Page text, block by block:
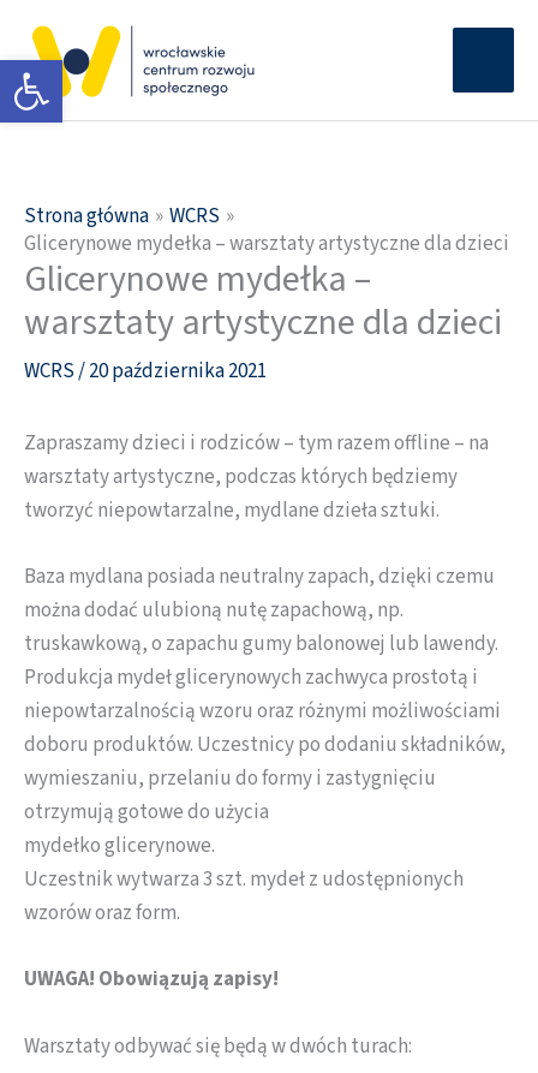
Otwórz pasek narzędzi
treści
Strona główna
WCRS
Glicerynowe mydełka – warsztaty artystyczne dla dzieci
Glicerynowe mydełka –
warsztaty artystyczne dla dzieci
WCRS/20 października 2021
Zapraszamy dzieci i rodziców – tym razem offline – na
warsztaty artystyczne, podczas których będziemy
tworzyć niepowtarzalne, mydlane dzieła sztuki.
Baza mydlana posiada neutralny zapach, dzięki czemu
można dodać ulubioną nutę zapachową, np.
truskawkową, o zapachu gumy balonowej lub lawendy.
Produkcja mydeł glicerynowych zachwyca prostotą i
niepowtarzalnością wzoru oraz różnymi możliwościami
doboru produktów. Uczestnicy po dodaniu składników,
wymieszaniu, przelaniu do formy i zastygnięciu
otrzymują gotowe do użycia
mydełko glicerynowe.
Uczestnik wytwarza 3 szt. mydeł z udostępnionych
wzorów oraz form.
UWAGA! Obowiązują zapisy!
Warsztaty odbywać się będą w dwóch turach: